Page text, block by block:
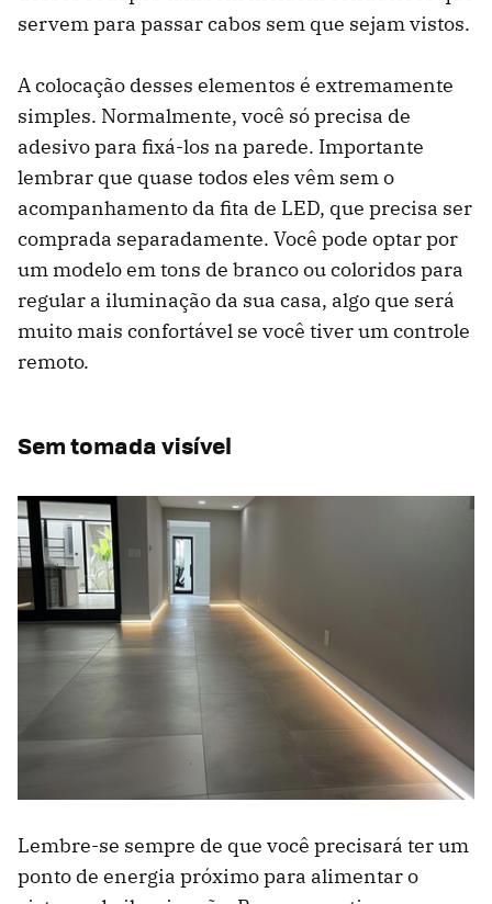
servem para passar cabos sem que sejam vistos.
A colocação desses elementos é extremamente
simples. Normalmente, você só precisa de
adesivo para fixá-los na parede. Importante
lembrar que quase todos eles vêm sem o
acompanhamento da fita de LED, que precisa ser
comprada separadamente. Você pode optar por
um modelo em tons de branco ou coloridos para
regular a iluminação da sua casa, algo que será
muito mais confortável se você tiver um controle
remoto.
Sem tomada visível
Lembre-se sempre de que você precisará ter um
ponto de energia próximo para alimentar o